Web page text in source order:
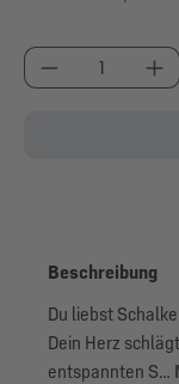
Produkt
Beschreibung
Du liebst
Dein Herz
entspannten S…